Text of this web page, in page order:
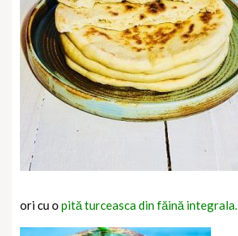
ori cu o pită turceasca din făină integrala.